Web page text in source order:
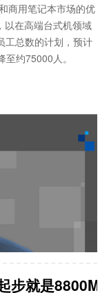
商用笔记本市场的优
以在高端台式机领域
工总数的计划，预计
约75000人。
步就是